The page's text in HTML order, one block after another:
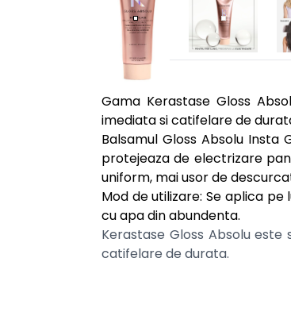
Gama Kerastase Gloss
imediata si catifelare de
Balsamul Gloss Absolu
protejeaza de electrizare
uniform, mai usor de
Mod de utilizare: Se aplica
cu apa din abundenta.
Kerastase Gloss Absolu
catifelare de durata.